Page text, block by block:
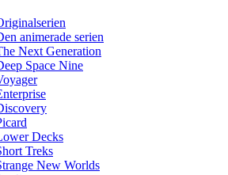
animerade serien
Next Generation
Space Nine
Decks
Treks
New Worlds